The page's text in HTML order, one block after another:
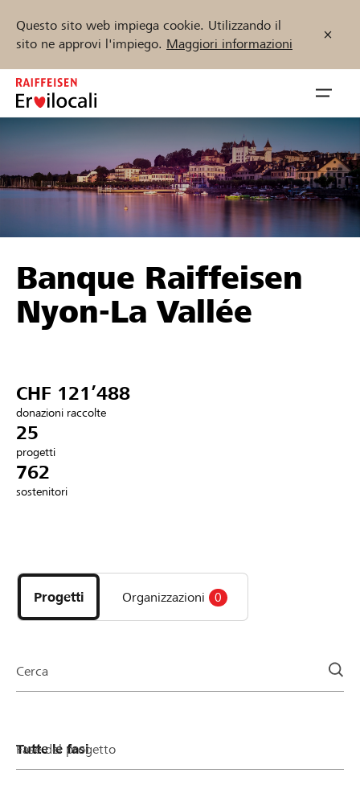
Questo sito web impiega cookie. Utilizzando il
sito ne approvi l'impiego. Maggiori informazioni
Zum
Inhalt
springen
öffnen
Sostenere
Aiuto & supporto
Collegarsi
Trova progetti e organizzazioni
Inizia ora
DE FR IT
Banque Raiffeisen
Nyon-La Vallée
CHF 121’488
donazioni raccolte
25
progetti
762
sostenitori
i
progetti
e
della
Progetti Organizzazioni 0
Cerca
Fase del progetto